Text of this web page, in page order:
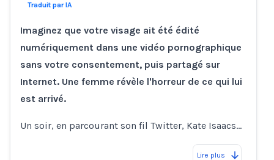
Traduit par IA
Imaginez que votre visage ait été édité
numériquement dans une vidéo pornographique
sans votre consentement, puis partagé sur
Internet. Une femme révèle l'horreur de ce qui lui
est arrivé.
Un soir, en parcourant son fil Twitter, Kate Isaacs…
Lire plus